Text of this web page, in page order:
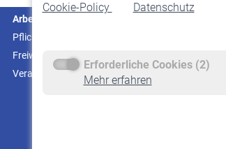
Cookie-Policy
Datenschutz
Erforderliche Cookies (2)
Mehr erfahren
Arbeitgeber
Pflichtversicherung
Freiwillige Versicherung
Veranstaltungen
Staatliche